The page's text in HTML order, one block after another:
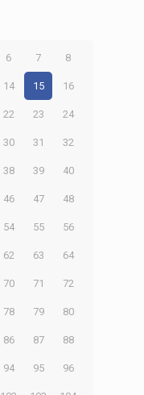
6 7 8
14 15 16
22 23 24
30 31 32
38 39 40
46 47 48
54 55 56
62 63 64
70 71 72
78 79 80
86 87 88
94 95 96